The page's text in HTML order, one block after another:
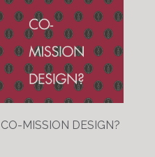
CO-MISSION DESIGN?